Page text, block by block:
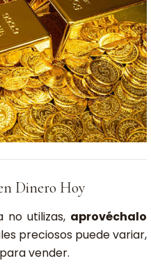
Dinero Hoy
no utilizas, aprovéchalo
preciosos puede variar,
vender.